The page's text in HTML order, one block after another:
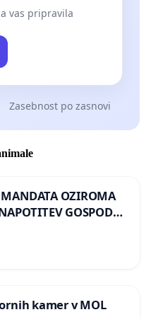
vas pripravila
Zasebnost po zasnovi
MANDATA OZIROMA
GOSPODA
kamer v MOL